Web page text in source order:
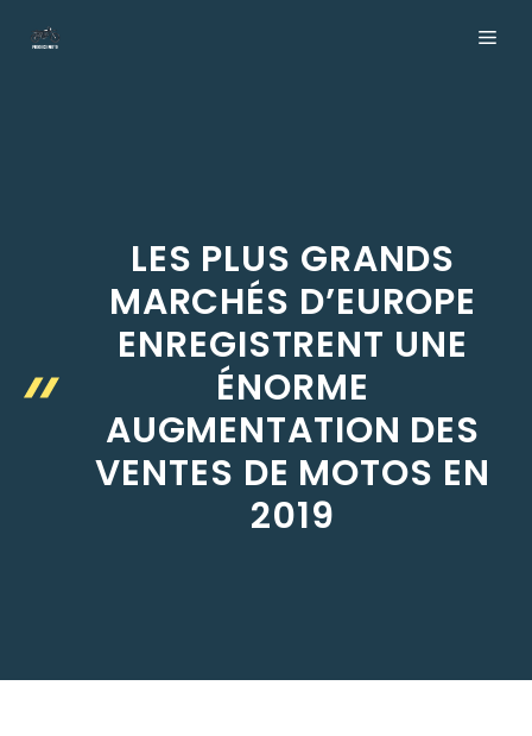
LES PLUS GRANDS
MARCHÉS D’EUROPE
ENREGISTRENT UNE
ÉNORME
AUGMENTATION DES
VENTES DE MOTOS EN
2019